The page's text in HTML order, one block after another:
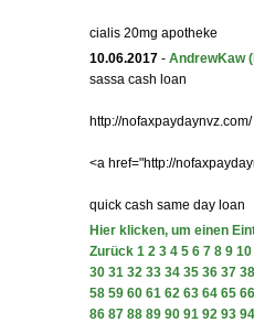
cialis 20mg apotheke
10.06.2017 - AndrewKaw
sassa cash loan
http://
<a href="http://
quick cash same day loan
Hier klicken, um einen
Zurück 1 2 3 4 5 6 7 8 9 10
30 31 32 33 34 35 36 37 38
58 59 60 61 62 63 64 65 66
86 87 88 89 90 91 92 93 94